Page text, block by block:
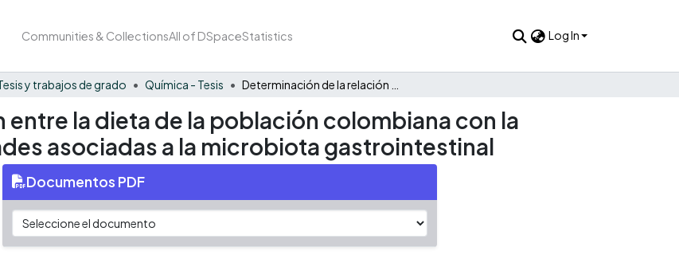
Communities & CollectionsAll of DSpaceStatistics Log In
y trabajos de grado Química - Tesis
la dieta de la población colombiana con la
asociadas a la microbiota gastrointestinal
Documentos PDF